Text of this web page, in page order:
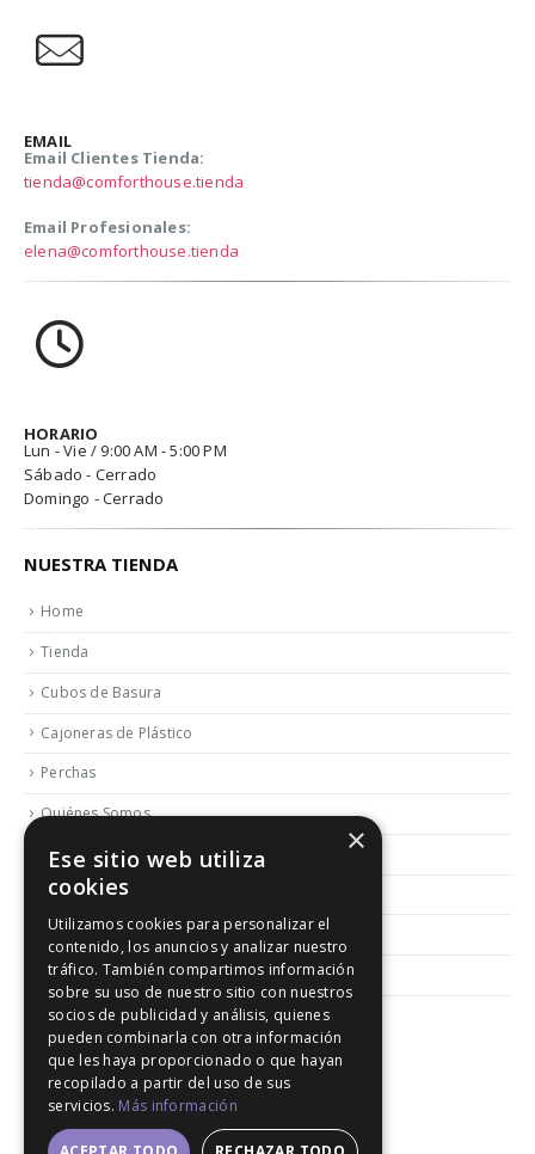
EMAIL
Email Clientes Tienda:
tienda@comforthouse.tienda
Email Profesionales:
elena@comforthouse.tienda
HORARIO
Lun - Vie / 9:00 AM - 5:00 PM
Sábado - Cerrado
Domingo - Cerrado
NUESTRA TIENDA
Home
Tienda
Cubos de Basura
Cajoneras de Plástico
Perchas
Quiénes Somos
Contactar
Blog
Política de Reembolso y Devoluciones
Aviso Legal
© 2020. All Rights Reserved │ Developed LGM
×
Ese sitio web utiliza
cookies
Utilizamos cookies para personalizar el
contenido, los anuncios y analizar nuestro
tráfico. También compartimos información
sobre su uso de nuestro sitio con nuestros
socios de publicidad y análisis, quienes
pueden combinarla con otra información
que les haya proporcionado o que hayan
recopilado a partir del uso de sus
servicios. Más información